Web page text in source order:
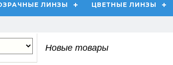
ЛИНЗЫ ЦВЕТНЫЕ ЛИНЗЫ
Новые товары